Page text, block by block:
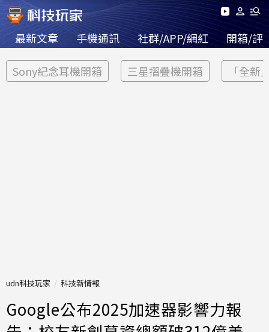
最新文章 手機通訊 社群/APP/網紅 開箱/評
Sony紀念耳機開箱 三星摺疊機開箱 「全新
udn科技玩家 科技新情報
Google公布2025加速器影響力報